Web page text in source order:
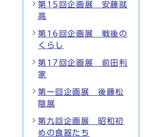
第15回企画展 安藤就
高
第16回企画展 戦後の
くらし
第17回企画展 前田利
家
第一回企画展 後藤松
陰展
第九回企画展 昭和初
めの食器たち